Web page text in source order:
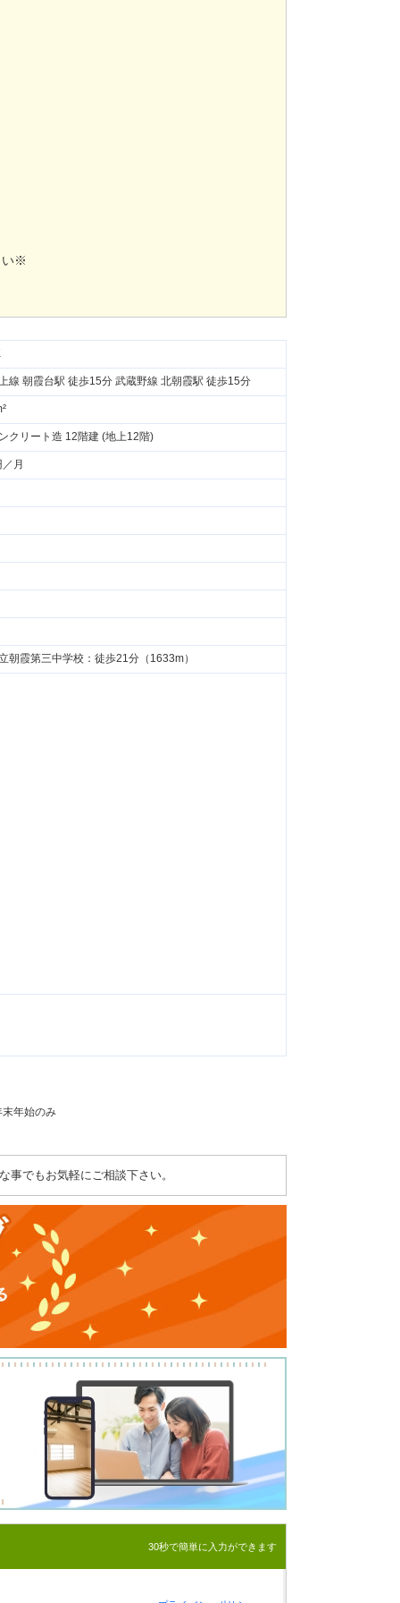
い※
線 朝霞台駅 徒歩15分 武蔵野線 北朝霞駅 徒歩15分
クリート造 12階建 (地上12階)
月
朝霞第三中学校：徒歩21分（1633m）
年始のみ
でもお気軽にご相談下さい。
30秒で簡単に入力ができます